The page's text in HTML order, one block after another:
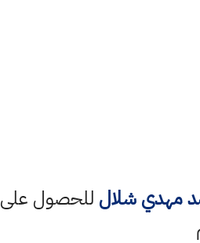
مهدي شلال للحصول على